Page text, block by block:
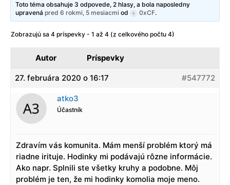
Toto téma obsahuje 3 odpovede, 2 hlasy, a bola naposledny
upravenápred 6 rokmi, 5 mesiacmi od 0xCF.
Zobrazujú sa 4 príspevky - 1 až 4 (z celkového počtu 4)
Autor Príspevky
27. februára 2020 o 16:17 #547772
atko3
Účastník
Zdravím vás komunita. Mám menší problém ktorý má
riadne irituje. Hodinky mi podávajú rôzne informácie.
Ako napr. Splnili ste všetky kruhy a podobne. Môj
problém je ten, že mi hodinky komolia moje meno.